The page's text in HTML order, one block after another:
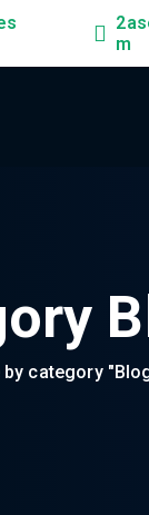
m
by category